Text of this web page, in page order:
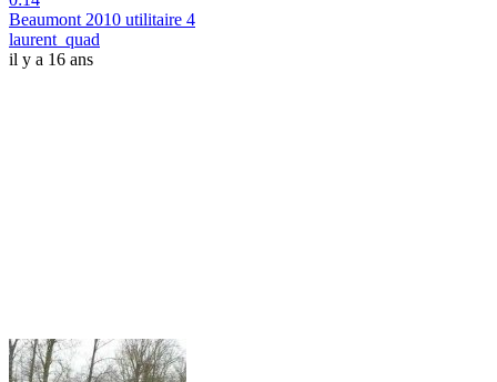
Beaumont 2010 utilitaire 4
laurent_quad
il y a 16 ans